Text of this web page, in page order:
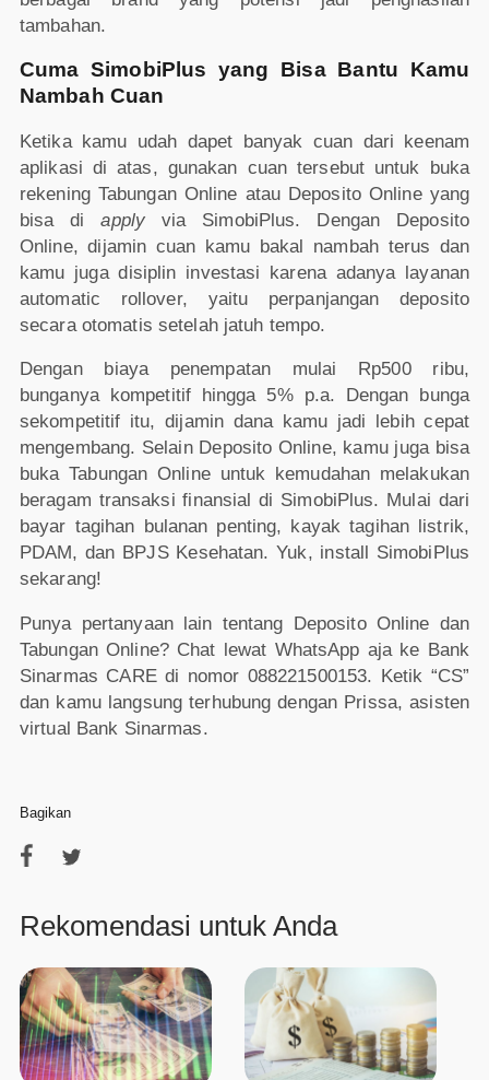
tambahan.
Cuma SimobiPlus yang Bisa Bantu Kamu
Nambah Cuan
Ketika kamu udah dapet banyak cuan dari keenam
aplikasi di atas, gunakan cuan tersebut untuk buka
rekening Tabungan Online atau Deposito Online yang
bisa diapply via SimobiPlus. Dengan Deposito
Online, dijamin cuan kamu bakal nambah terus dan
kamu juga disiplin investasi karena adanya layanan
automatic rollover, yaitu perpanjangan deposito
secara otomatis setelah jatuh tempo.
Dengan biaya penempatan mulai Rp500 ribu,
bunganya kompetitif hingga 5% p.a. Dengan bunga
sekompetitif itu, dijamin dana kamu jadi lebih cepat
mengembang. Selain Deposito Online, kamu juga bisa
buka Tabungan Online untuk kemudahan melakukan
beragam transaksi finansial di SimobiPlus. Mulai dari
bayar tagihan bulanan penting, kayak tagihan listrik,
PDAM, dan BPJS Kesehatan. Yuk, install SimobiPlus
sekarang!
Punya pertanyaan lain tentang Deposito Online dan
Tabungan Online? Chat lewat WhatsApp aja ke Bank
Sinarmas CARE di nomor 088221500153. Ketik “CS”
dan kamu langsung terhubung dengan Prissa, asisten
virtual Bank Sinarmas.
Bagikan
Rekomendasi untuk Anda